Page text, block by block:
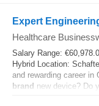
Expert
Healthcare
Salary Range:
Hybrid Location:
and rewarding career in
brand new device? Do